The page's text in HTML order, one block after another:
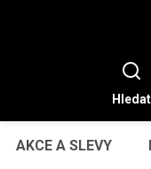
Hledat
AKCE A SLEVY